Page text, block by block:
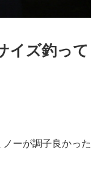
イズ釣って
ーが調子良かった